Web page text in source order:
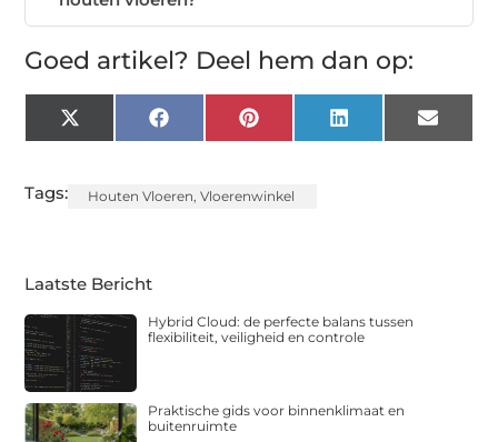
Goed artikel? Deel hem dan op:
X
(Twitter)
FacebookPinterest LinkedIn Email
Tags: Houten Vloeren ,Vloerenwinkel
Laatste Bericht
Hybrid Cloud: de perfecte balans tussen
flexibiliteit, veiligheid en controle
Praktische gids voor binnenklimaat en
buitenruimte